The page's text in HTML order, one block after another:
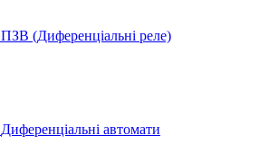
ПЗВ (Диференціальні реле)
Диференціальні автомати